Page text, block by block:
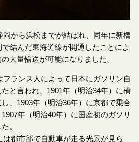
岡から浜松までが結ばれ、同年に新橋
結んだ東海道線が開通したことによ
大量輸送が可能になりました。
フランス人によって日本にガソリン自
と言われ、1901年（明治34年）に横
、1903年（明治36年）に京都で乗合
年（明治40年）に国産初のガソリ
。
は都市部で自動車が走る光景が見ら